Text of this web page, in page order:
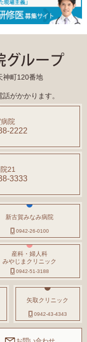
神町120番地
がかかります。
院
2222
21
3333
新古賀みなみ病院
0942-26-0100
産科・婦人科
みやじまクリニック
0942-51-3188
矢取クリニック
0942-43-4343